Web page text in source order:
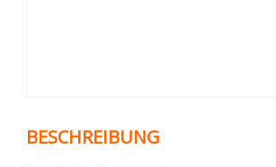
BESCHREIBUNG